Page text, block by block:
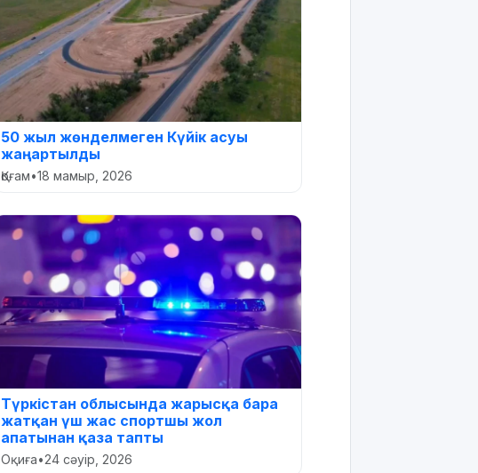
50 жыл жөнделмеген Күйік асуы
жаңартылды
Қоғам•18 мамыр, 2026
Түркістан облысында жарысқа бара
жатқан үш жас спортшы жол
апатынан қаза тапты
Оқиға•24 сәуір, 2026